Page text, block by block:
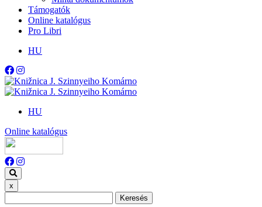
Támogatók
Online katalógus
Pro Libri
HU
HU
Online katalógus
x
Keresés